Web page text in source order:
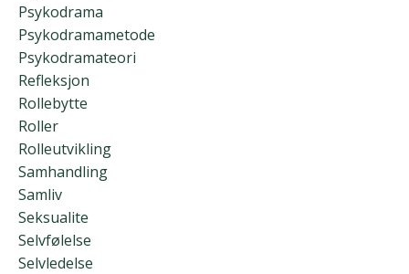
Psykodrama
Psykodramametode
Psykodramateori
Refleksjon
Rollebytte
Roller
Rolleutvikling
Samhandling
Samliv
Seksualite
Selvfølelse
Selvledelse